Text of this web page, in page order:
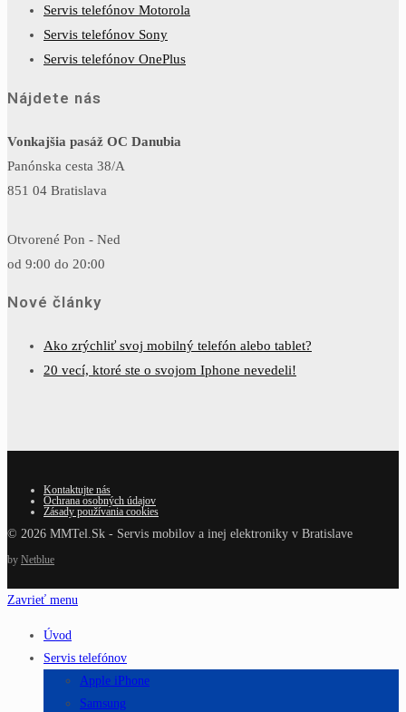
Servis telefónov Motorola
Servis telefónov Sony
Servis telefónov OnePlus
Nájdete nás
Vonkajšia pasáž OC Danubia
Panónska cesta 38/A
851 04 Bratislava
Otvorené Pon - Ned
od 9:00 do 20:00
Nové články
Ako zrýchliť svoj mobilný telefón alebo tablet?
20 vecí, ktoré ste o svojom Iphone nevedeli!
Kontaktujte nás
Ochrana osobných údajov
Zásady používania cookies
© 2026 MMTel.Sk - Servis mobilov a inej elektroniky v Bratislave
by Netblue
Zavrieť menu
Úvod
Servis telefónov
Apple iPhone
Samsung